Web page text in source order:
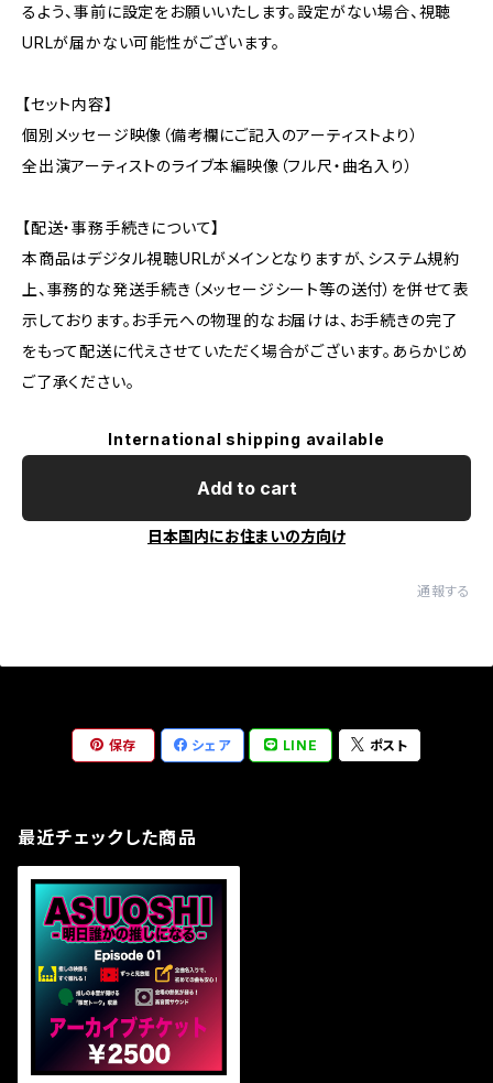
るよう、事前に設定をお願いいたします。設定がない場合、視聴
URLが届かない可能性がございます。
【セット内容】
個別メッセージ映像（備考欄にご記入のアーティストより）
全出演アーティストのライブ本編映像（フル尺・曲名入り）
【配送・事務手続きについて】
本商品はデジタル視聴URLがメインとなりますが、システム規約
上、事務的な発送手続き（メッセージシート等の送付）を併せて表
示しております。お手元への物理的なお届けは、お手続きの完了
をもって配送に代えさせていただく場合がございます。あらかじめ
ご了承ください。
International shipping available
Add to cart
日本国内にお住まいの方向け
通報する
保存 シェア LINE ポスト
最近チェックした商品